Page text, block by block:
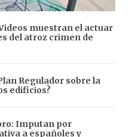
muestran el actuar
del atroz crimen de
Regulador sobre la
edificios?
Imputan por
a españoles y